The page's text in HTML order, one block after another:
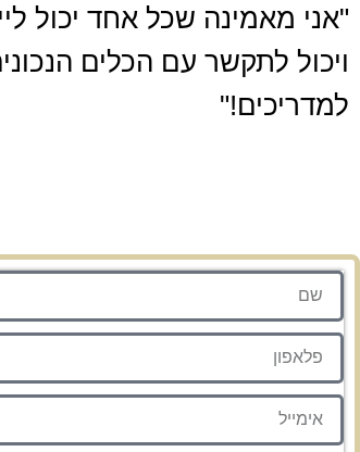
"אני מאמינה שכל אחד יכול
ויכול לתקשר עם הכלים
למדריכים!"